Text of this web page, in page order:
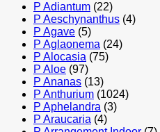
P Adiantum (22)
P Aeschynanthus (4)
P Agave (5)
P Aglaonema (24)
P Alocasia (75)
P Aloe (97)
P Ananas (13)
P Anthurium (1024)
P Aphelandra (3)
P Araucaria (4)